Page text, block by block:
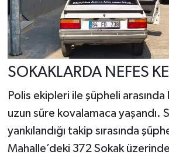
SOKAKLARDA NEFES
Polis ekipleri ile şüpheli
uzun süre kovalamaca yaşandı.
yankılandığı takip sırasında
Mahalle’deki 372 Sokak